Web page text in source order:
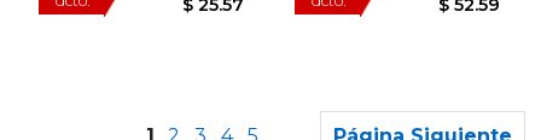
1 2 3 4 5 Página Siguiente